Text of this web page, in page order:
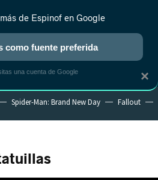
ANIME RANKINGS CINE
Spider-Man: Brand New Day Fallout
×
de Espinof en Google
como fuente preferida
una cuenta de Google